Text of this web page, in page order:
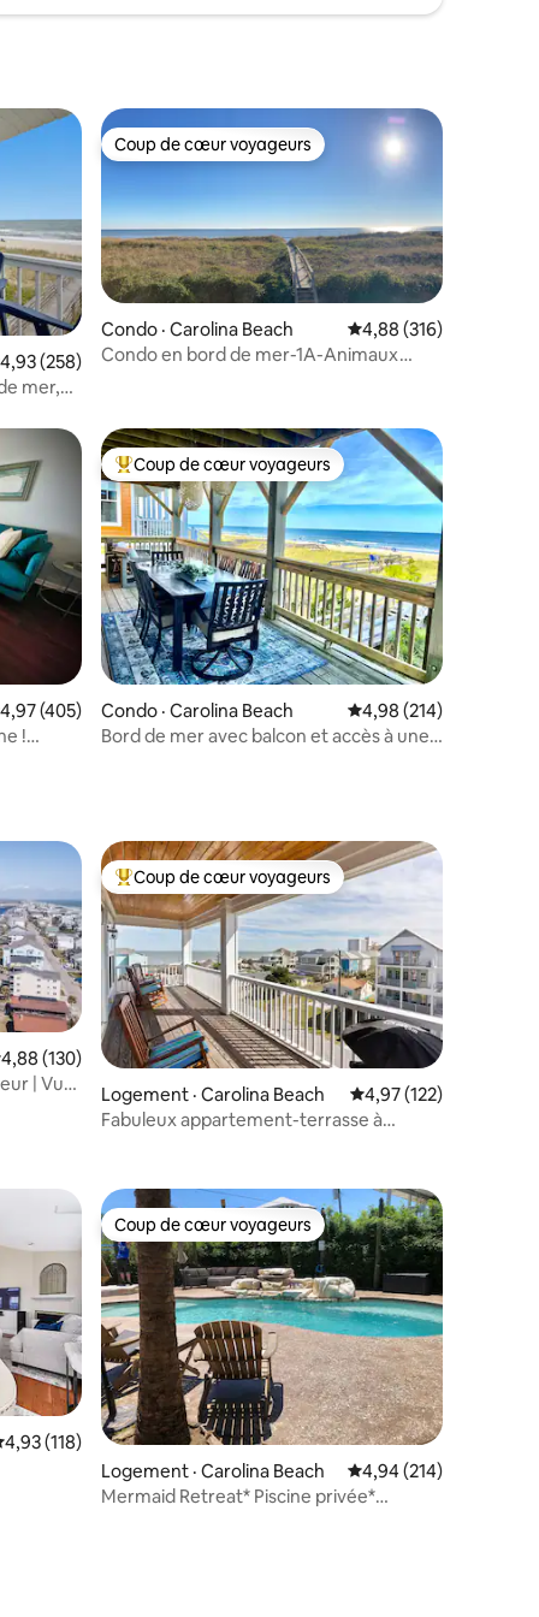
moyenne de 4,93 sur 5, 258 commentaires
4,93 (258)
mer,
Coup de cœur voyageurs
Coup de cœur voyageurs
Condo · Carolina Beach Note moyenne de
4,88 (316)
Condo en bord de mer-1A-Animaux
plus aimés
moyenne de 4,97 sur 5, 405 commentaires
4,97 (405)
!
Coup de cœur voyageurs parmi les plus aimés
Coup de cœur voyageurs
Condo · Carolina Beach Note moyenne de
4,98 (214)
Bord de mer avec balcon et accès à une
moyenne de 4,88 sur 5, 130 commentaires
4,88 (130)
| Vue
Coup de cœur voyageurs parmi les plus aimés
Coup de cœur voyageurs
Logement · Carolina Beach Note moyenne de
4,97 (122)
Fabuleux appartement-terrasse à
moyenne de 4,93 sur 5, 118 commentaires
4,93 (118)
Coup de cœur voyageurs
Coup de cœur voyageurs
Logement · Carolina Beach Note moyenne de
4,94 (214)
Mermaid Retreat* Piscine privée*